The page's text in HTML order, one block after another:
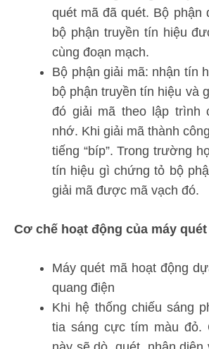
quét mã đã quét. Bộ phận
bộ phận truyền tín hiệu
cùng đoạn mạch.
Bộ phận giải mã: nhận tín
bộ phận truyền tín hiệu và
đó giải mã theo lập trình
nhớ. Khi giải mã thành
tiếng “bíp”. Trong trường
tín hiệu gì chứng tỏ bộ
giải mã được mã vạch đó.
Cơ chế hoạt động của máy
Máy quét mã hoạt động
quang điện
Khi hệ thống chiếu sáng
tia sáng cực tím màu đỏ.